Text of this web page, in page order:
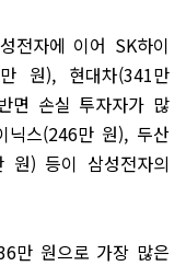
전자에 이어 SK하이
원), 현대차(341만
면 손실 투자자가 많
닉스(246만 원), 두산
원) 등이 삼성전자의
만 원으로 가장 많은